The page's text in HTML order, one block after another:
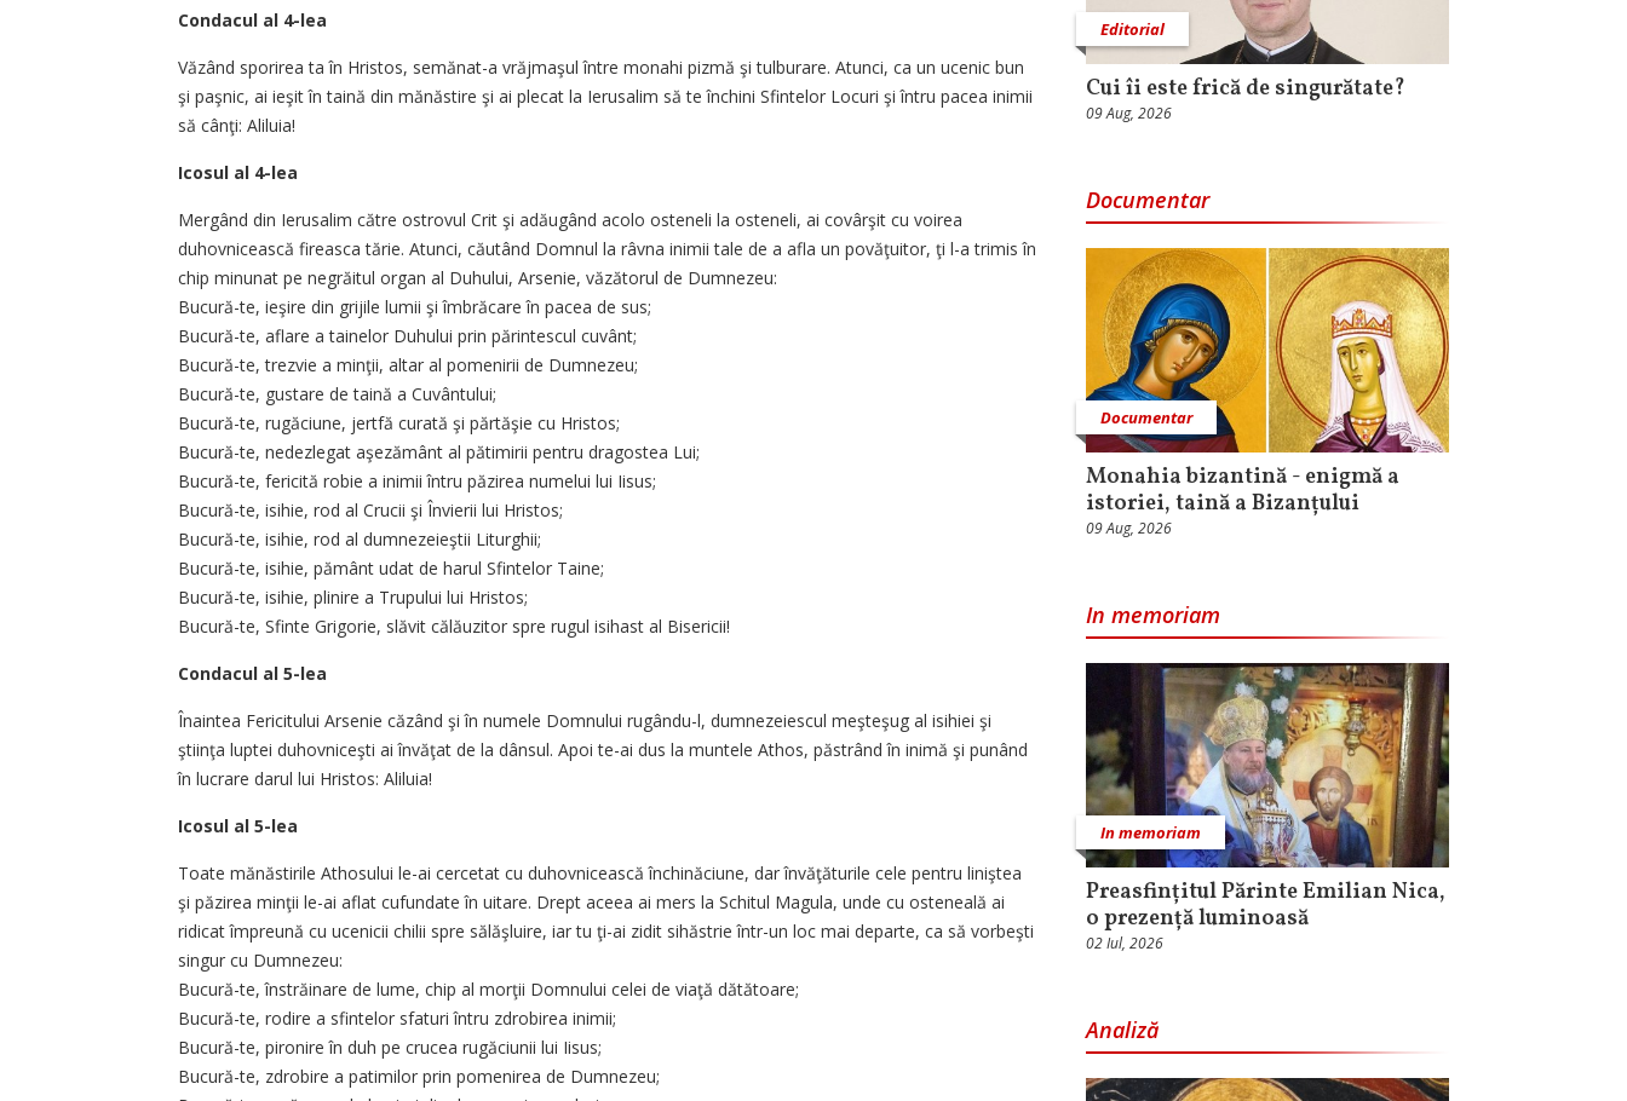
Condacul al 4-lea
Văzând sporirea ta în Hristos, semănat-a vrăjmaşul între monahi pizmă şi tulburare. Atunci, ca un ucenic bun
şi paşnic, ai ieşit în taină din mănăstire şi ai plecat la Ierusalim să te închini Sfintelor Locuri şi întru pacea inimii
să cânţi: Aliluia!
Icosul al 4-lea
Mergând din Ierusalim către ostrovul Crit şi adăugând acolo osteneli la osteneli, ai covârşit cu voirea
duhovnicească fireasca tărie. Atunci, căutând Domnul la râvna inimii tale de a afla un povăţuitor, ţi l-a trimis în
chip minunat pe negrăitul organ al Duhului, Arsenie, văzătorul de Dumnezeu:
Bucură-te, ieşire din grijile lumii şi îmbrăcare în pacea de sus;
Bucură-te, aflare a tainelor Duhului prin părintescul cuvânt;
Bucură-te, trezvie a minţii, altar al pomenirii de Dumnezeu;
Bucură-te, gustare de taină a Cuvântului;
Bucură-te, rugăciune, jertfă curată şi părtăşie cu Hristos;
Bucură-te, nedezlegat aşezământ al pătimirii pentru dragostea Lui;
Bucură-te, fericită robie a inimii întru păzirea numelui lui Iisus;
Bucură-te, isihie, rod al Crucii şi Învierii lui Hristos;
Bucură-te, isihie, rod al dumnezeieştii Liturghii;
Bucură-te, isihie, pământ udat de harul Sfintelor Taine;
Bucură-te, isihie, plinire a Trupului lui Hristos;
Bucură-te, Sfinte Grigorie, slăvit călăuzitor spre rugul isihast al Bisericii!
Condacul al 5-lea
Înaintea Fericitului Arsenie căzând şi în numele Domnului rugându-l, dumnezeiescul meşteşug al isihiei şi
ştiinţa luptei duhovniceşti ai învăţat de la dânsul. Apoi te-ai dus la muntele Athos, păstrând în inimă şi punând
în lucrare darul lui Hristos: Aliluia!
Icosul al 5-lea
Toate mănăstirile Athosului le-ai cercetat cu duhovnicească închinăciune, dar învăţăturile cele pentru liniştea
şi păzirea minţii le-ai aflat cufundate în uitare. Drept aceea ai mers la Schitul Magula, unde cu osteneală ai
ridicat împreună cu ucenicii chilii spre sălăşluire, iar tu ţi-ai zidit sihăstrie într-un loc mai departe, ca să vorbeşti
singur cu Dumnezeu:
Bucură-te, înstrăinare de lume, chip al morţii Domnului celei de viaţă dătătoare;
Bucură-te, rodire a sfintelor sfaturi întru zdrobirea inimii;
Bucură-te, pironire în duh pe crucea rugăciunii lui Iisus;
Bucură-te, zdrobire a patimilor prin pomenirea de Dumnezeu;
Editorial
Cui îi este frică de singurătate?
09 Aug, 2026
Documentar
Documentar
Monahia bizantină - enigmă a
istoriei, taină a Bizanțului
09 Aug, 2026
In memoriam
In memoriam
Preasfințitul Părinte Emilian Nica,
o prezență luminoasă
02 Iul, 2026
Analiză